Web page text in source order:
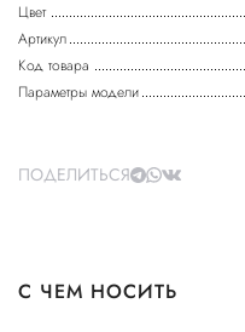
Цвет
Артикул
Код товара
Параметры модели
ПОДЕЛИТЬСЯ
С ЧЕМ НОСИТЬ